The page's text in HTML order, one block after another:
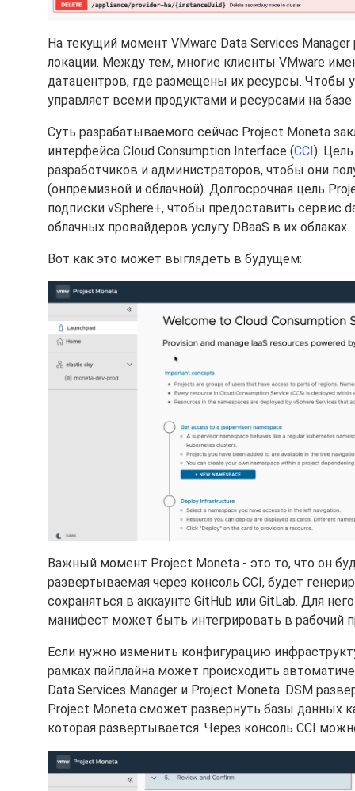
На текущий момент VMware Data Services
локации. Между тем, многие клиенты VMware
датацентров, где размещены их ресурсы.
управляет всеми продуктами и ресурсами на
Суть разрабатываемого сейчас Project Moneta
интерфейса Cloud Consumption Interface (CCI).
разработчиков и администраторов, чтобы они
(онпремизной и облачной). Долгосрочная цель
подписки vSphere+, чтобы предоставить сервис
облачных провайдеров услугу DBaaS в их облаках.
Вот как это может выглядеть в будущем:
Важный момент Project Moneta - это то, что он
развертываемая через консоль CCI, будет
сохраняться в аккаунте GitHub или GitLab. Для
манифест может быть интегрировать в рабочий
Если нужно изменить конфигурацию
рамках пайплайна может происходить
Data Services Manager и Project Moneta. DSM
Project Moneta сможет развернуть базы данных
которая развертывается. Через консоль CCI